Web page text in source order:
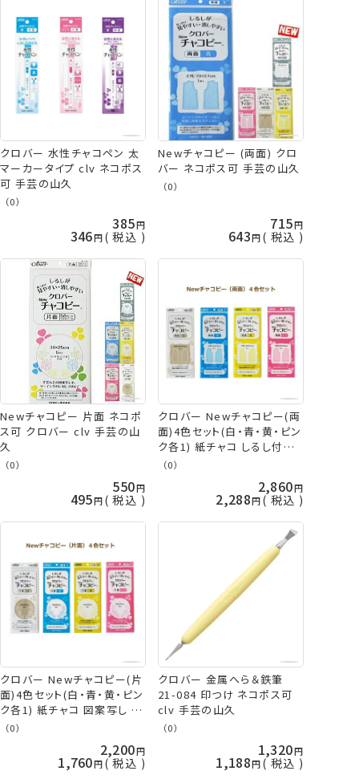
クロバー 水性チャコペン 太
マーカータイプ clv ネコポス
可 手芸の山久
（0）
385
346 税込
Newチャコピー (両面) クロ
バー ネコポス可 手芸の山久
（0）
715
643 税込
Newチャコピー 片面 ネコポ
ス可 クロバー clv 手芸の山
久
（0）
550
495 税込
クロバー Newチャコピー(両
面)4色セット(白・青・黄・ピン
ク各1) 紙チャコ しるし付け
チャコペーパー clv ネコポス
（0）
2,860
2,288 税込
クロバー Newチャコピー(片
面)4色セット(白・青・黄・ピン
ク各1) 紙チャコ 図案写し チ
ャコ 印つけ しるし付け ソー
可 手芸の山久
（0）
2,200
1,760 税込
クロバー 金属へら＆鉄筆
21-084 印つけ ネコポス可
clv 手芸の山久
（0）
1,320
1,188 税込